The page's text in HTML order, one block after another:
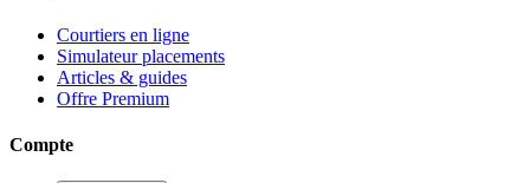
Courtiers en ligne
Simulateur placements
Articles & guides
Offre Premium
Compte